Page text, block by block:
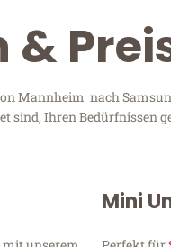
&
Mannheim nach
sind, Ihren Bedürfnissen
Mini